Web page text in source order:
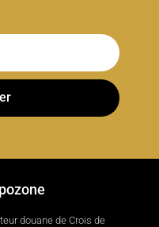
douane de Crois de